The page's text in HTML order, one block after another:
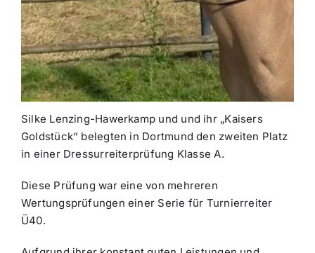
Silke Lenzing-Hawerkamp und und ihr „Kaisers
Goldstück“ belegten in Dortmund den zweiten Platz
in einer Dressurreiterprüfung Klasse A.
Diese Prüfung war eine von mehreren
Wertungsprüfungen einer Serie für Turnierreiter
Ü40.